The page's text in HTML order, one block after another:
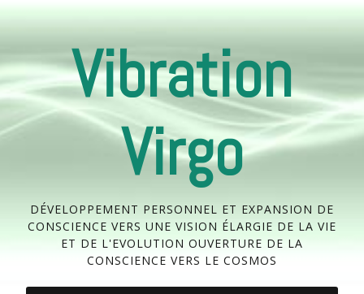
Vibration
Virgo
DÉVELOPPEMENT PERSONNEL ET EXPANSION DE
CONSCIENCE VERS UNE VISION ÉLARGIE DE LA VIE
ET DE L'EVOLUTION OUVERTURE DE LA
CONSCIENCE VERS LE COSMOS